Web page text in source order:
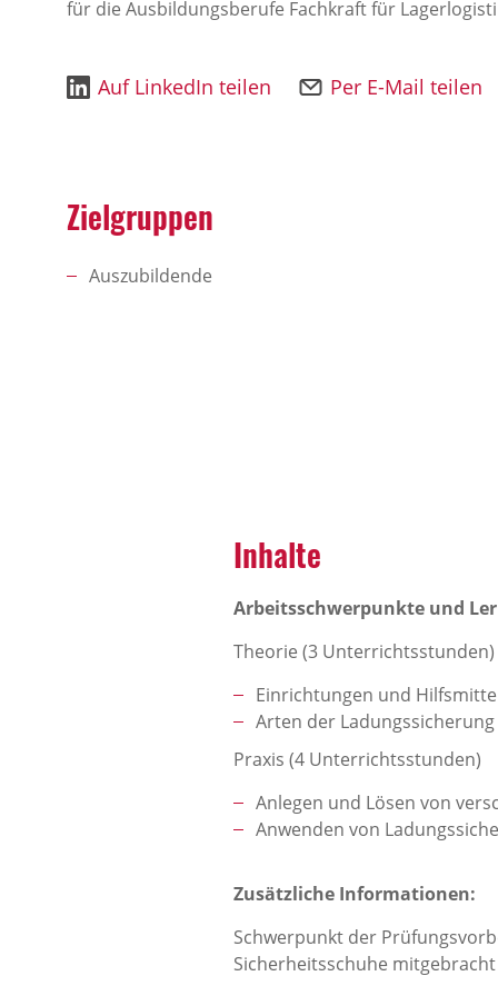
für die Ausbildungsberufe Fachkraft für
Auf LinkedIn teilen Per E-Mail teilen
Zielgruppen
Auszubildende
Inhalte
Arbeitsschwerpunkte und
Theorie (3 Unterrichtsstunden)
Einrichtungen und
Arten der Ladungssicherung
Praxis (4 Unterrichtsstunden)
Anlegen und Lösen von
Anwenden von
Zusätzliche Informationen:
Schwerpunkt der
Sicherheitsschuhe